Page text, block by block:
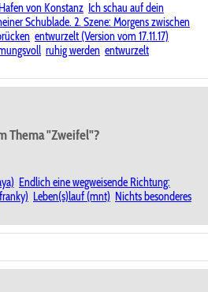
von Konstanz Ich schau auf dein
Schublade. 2. Szene: Morgens zwischen
entwurzelt (Version vom 17.11.17)
ruhig werden entwurzelt
Thema "Zweifel"?
Endlich eine wegweisende Richtung:
Leben(s)lauf (mnt) Nichts besonderes